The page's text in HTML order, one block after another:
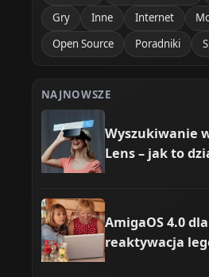
Gry
Inne Internet
Open Source
Poradniki
NAJNOWSZE
Wyszukiwanie
Lens – jak to
AmigaOS 4.0
reaktywacja